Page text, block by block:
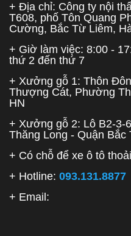
+ Địa chỉ: Công ty nội
T608, phố Tôn Quang
Cường, Bắc Từ Liêm,
+ Giờ làm việc: 8:00 -
thứ 2 đến thứ 7
+ Xưởng gỗ 1: Thôn
Thượng Cát, Phường
HN
+ Xưởng gỗ 2: Lô B2-3-
Thăng Long - Quận Bắc
+ Có chỗ để xe ô tô
+ Hotline: 093.131.8877
+ Email: